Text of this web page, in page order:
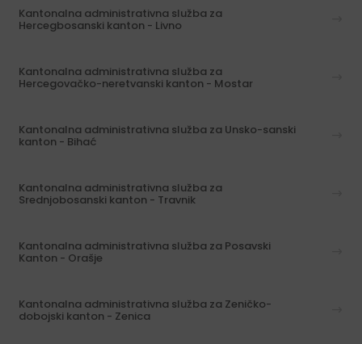
Kantonalna administrativna služba za
Hercegbosanski kanton - Livno
Kantonalna administrativna služba za
Hercegovačko-neretvanski kanton - Mostar
Kantonalna administrativna služba za Unsko-sanski
kanton - Bihać
Kantonalna administrativna služba za
Srednjobosanski kanton - Travnik
Kantonalna administrativna služba za Posavski
Kanton - Orašje
Kantonalna administrativna služba za Zeničko-
dobojski kanton - Zenica